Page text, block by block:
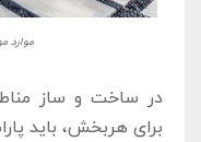
موارد
در ساخت ‌و ساز
برای هربخش، باید